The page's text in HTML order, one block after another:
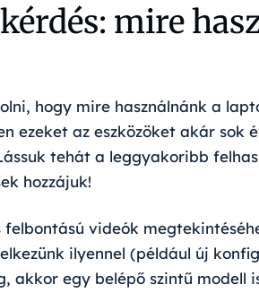
mire
hogy mire használnánk a
ezeket az eszközöket akár sok
tehát a leggyakoribb
hozzájuk!
videók
ilyennel (például új
akkor egy belépő szintű modell